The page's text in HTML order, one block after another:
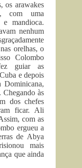
os arawakes
com uma
mandioca.
nenhum
orelhas, o
Colombo
guiar as
e depois
Chegando às
dos chefes
ficar. Ali
com as
ergueu a
de Abya
mais
que ainda